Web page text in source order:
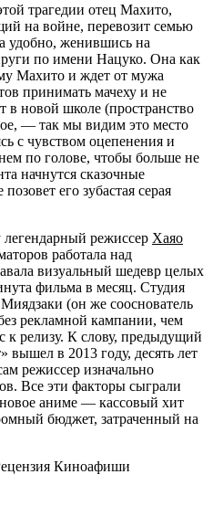
трагедии отец Махито,
на войне, перевозит семью
удобно, женившись на
по имени Нацуко. Она как
Махито и ждет от мужа
принимать мачеху и не
в новой школе (пространство
— так мы видим это место
с чувством оцепенения и
по голове, чтобы больше не
начнутся сказочные
его зубастая серая
режиссер Хаяо
работала над
визуальный шедевр целых
фильма в месяц. Студия
(он же сооснователь
рекламной кампании, чем
к релизу. К слову, предыдущий
вышел в 2013 году, десять лет
режиссер изначально
Все эти факторы сыграли
аниме — кассовый хит
бюджет, затраченный на